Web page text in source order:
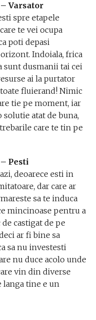
Varsator
spre etapele
te vei ocupa
poti depasi
Indoiala, frica
sunt dusmanii tai cei
ai la purtator
fluierand! Nimic
tie pe moment, iar
solutie atat de buna,
care te tin pe
Pesti
deoarece esti in
dar care ar
sa te induca
mincinoase pentru a
castigat de pe
ar fi bine sa
sa nu investesti
nu duce acolo unde
vin din diverse
langa tine e un